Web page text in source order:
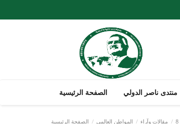
الصفحة الرئيسية منتدى ناصر الدولي
الصفحة الرئيسية المواطن العالمي مقالات وآراء